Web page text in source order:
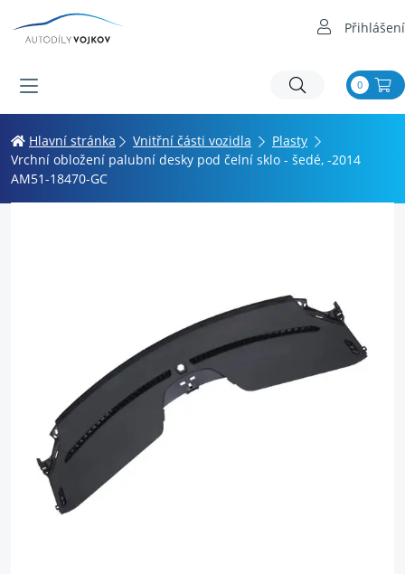
Přihlášení
0
Hlavní stránka Vnitřní části vozidla
Plasty
Vrchní obložení palubní desky pod čelní sklo - šedé, -2014
AM51-18470-GC